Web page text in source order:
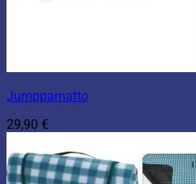
Jumppamatto
29,90 €